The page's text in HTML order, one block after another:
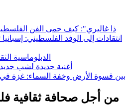
"ذا غاليري": كيف حمى الفن
انتقادات إلى الوفد الفلسطيني:
الدبلوماسية
أغنية جديدة لشب
بين قسوة الأرض وخفة السماء: غزة
من أجل صحافة ثقافية